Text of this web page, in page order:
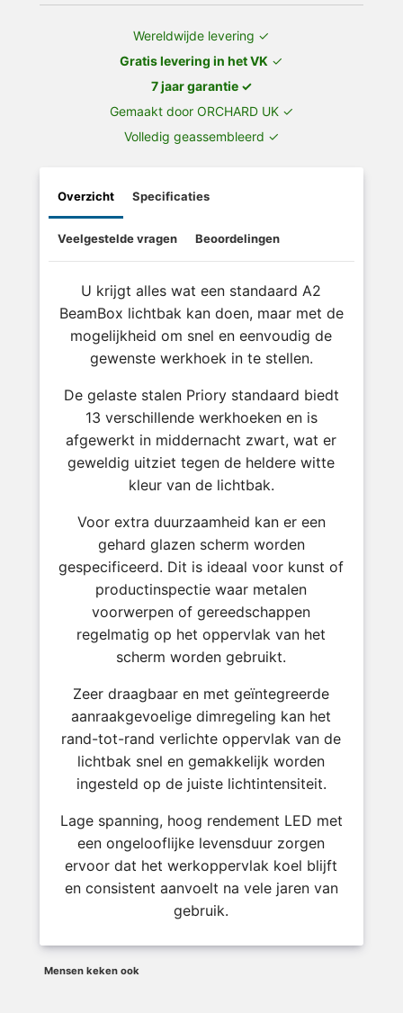
Wereldwijde levering ✓
Gratis levering in het VK ✓
7 jaar garantie ✓
Gemaakt door ORCHARD UK ✓
Volledig geassembleerd ✓
Overzicht Specificaties
Veelgestelde vragen Beoordelingen
U krijgt alles wat een standaard A2
BeamBox lichtbak kan doen, maar met de
mogelijkheid om snel en eenvoudig de
gewenste werkhoek in te stellen.
De gelaste stalen Priory standaard biedt
13 verschillende werkhoeken en is
afgewerkt in middernacht zwart, wat er
geweldig uitziet tegen de heldere witte
kleur van de lichtbak.
Voor extra duurzaamheid kan er een
gehard glazen scherm worden
gespecificeerd. Dit is ideaal voor kunst of
productinspectie waar metalen
voorwerpen of gereedschappen
regelmatig op het oppervlak van het
scherm worden gebruikt.
Zeer draagbaar en met geïntegreerde
aanraakgevoelige dimregeling kan het
rand-tot-rand verlichte oppervlak van de
lichtbak snel en gemakkelijk worden
ingesteld op de juiste lichtintensiteit.
Lage spanning, hoog rendement LED met
een ongelooflijke levensduur zorgen
ervoor dat het werkoppervlak koel blijft
en consistent aanvoelt na vele jaren van
gebruik.
Mensen keken ook